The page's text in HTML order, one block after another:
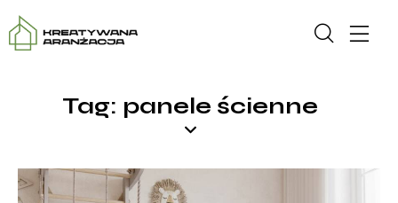
Tag: panele ścienne